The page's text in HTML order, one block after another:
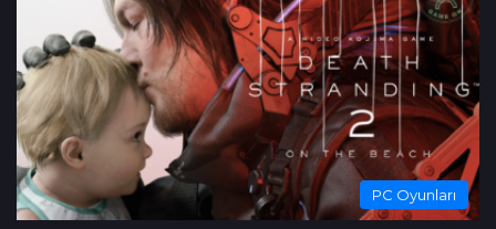
PC Oyunları